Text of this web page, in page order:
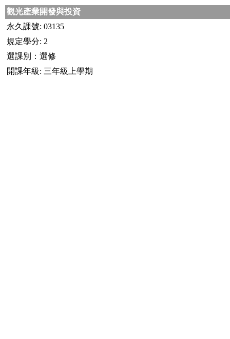
觀光產業開發與投資
永久課號: 03135
規定學分: 2
選課別：選修
開課年級: 三年級上學期